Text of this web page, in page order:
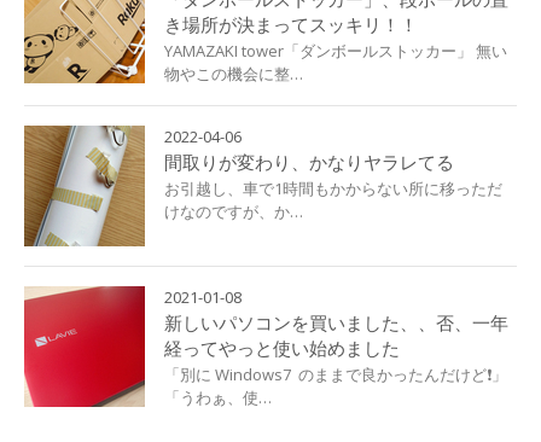
き場所が決まってスッキリ！！
YAMAZAKI tower「ダンボールストッカー」 無い
物やこの機会に整…
2022-04-06
間取りが変わり、かなりヤラレてる
お引越し、車で1時間もかからない所に移っただ
けなのですが、か…
2021-01-08
新しいパソコンを買いました、、否、一年
経ってやっと使い始めました
「別に Windows7 ️ のままで良かったんだけど❗」
「うわぁ、使…